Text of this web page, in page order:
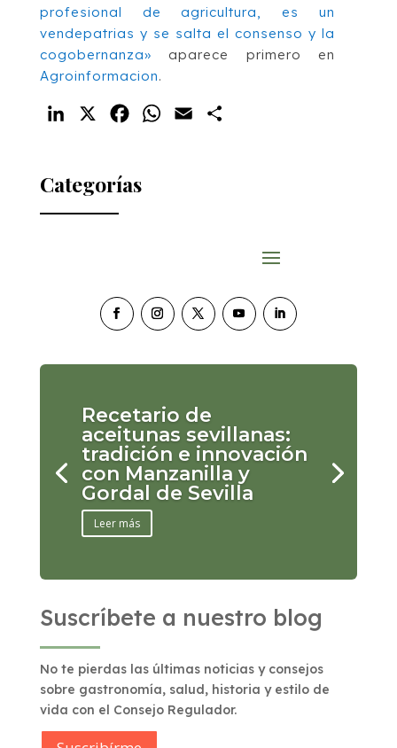
profesional de agricultura, es un
vendepatrias y se salta el consenso y la
cogobernanza» aparece primero en
Agroinformacion.
LinkedIn FacebookWhatsApp
Email
Categorías
Recetario de
aceitunas sevillanas:
tradición e innovación
con Manzanilla y
Gordal de Sevilla
Leer más
Suscríbete a nuestro blog
No te pierdas las últimas noticias y consejos
sobre gastronomía, salud, historia y estilo de
vida con el Consejo Regulador.